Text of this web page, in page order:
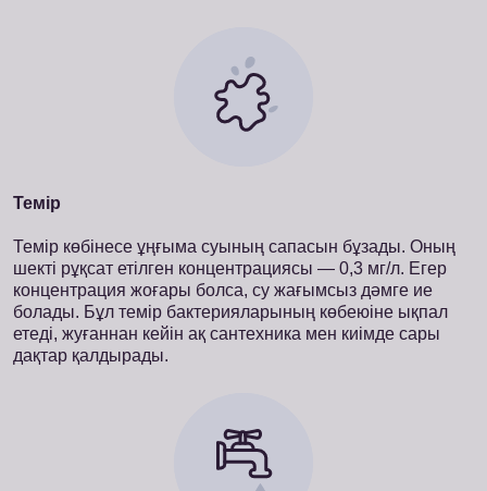
Темір
Темір көбінесе ұңғыма суының сапасын бұзады. Оның
шекті рұқсат етілген концентрациясы — 0,3 мг/л. Егер
концентрация жоғары болса, су жағымсыз дәмге ие
болады. Бұл темір бактерияларының көбеюіне ықпал
етеді, жуғаннан кейін ақ сантехника мен киімде сары
дақтар қалдырады.